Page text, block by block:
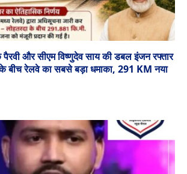
और सीएम विष्णुदेव साय की डबल इंजन रफ्तार
बीच रेलवे का सबसे बड़ा धमाका, 291 KM नया